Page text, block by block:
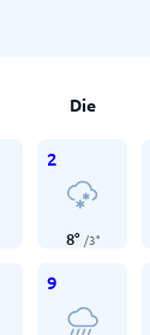
Die
2
8° /3°
9